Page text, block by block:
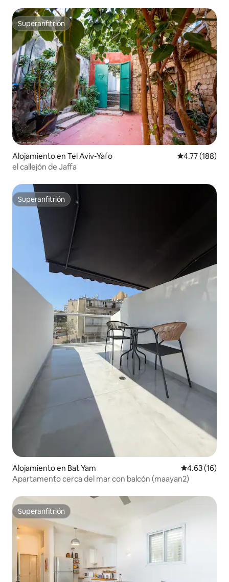
Superanfitrión
Superanfitrión
Alojamiento en Tel Aviv-Yafo Calificación
4.77 (188)
el callejón de Jaffa
Superanfitrión
Superanfitrión
Alojamiento en Bat Yam Calificación
4.63 (16)
Apartamento cerca del mar con balcón (maayan2)
Superanfitrión
Superanfitrión